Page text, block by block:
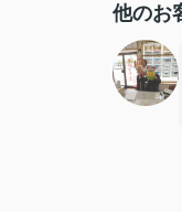
他のお